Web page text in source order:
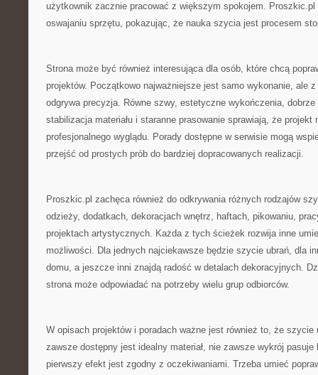
użytkownik zacznie pracować z większym spokojem.
oswajaniu sprzętu, pokazując, że nauka szycia jest procesem
Strona może być również interesująca dla osób, które chcą
projektów. Początkowo najważniejsze jest samo wykonanie, ale
odgrywa precyzja. Równe szwy, estetyczne wykończenia, dobrze
stabilizacja materiału i staranne prasowanie sprawiają, że projekt
profesjonalnego wyglądu. Porady dostępne w serwisie mogą
przejść od prostych prób do bardziej dopracowanych realizacji.
Proszkic.pl zachęca również do odkrywania różnych rodzajów
odzieży, dodatkach, dekoracjach wnętrz, haftach, pikowaniu,
projektach artystycznych. Każda z tych ścieżek rozwija inne
możliwości. Dla jednych najciekawsze będzie szycie ubrań, dla
domu, a jeszcze inni znajdą radość w detalach dekoracyjnych.
strona może odpowiadać na potrzeby wielu grup odbiorców.
W opisach projektów i poradach ważne jest również to, że
zawsze dostępny jest idealny materiał, nie zawsze wykrój
pierwszy efekt jest zgodny z oczekiwaniami. Trzeba umieć